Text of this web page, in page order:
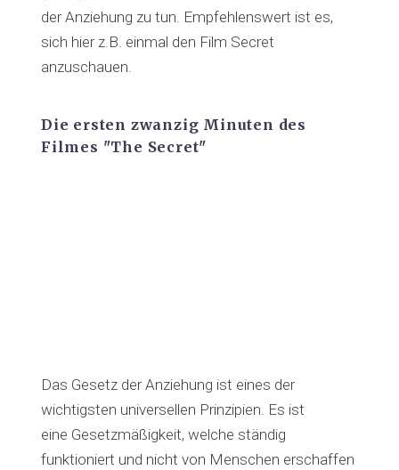
der Anziehung zu tun. Empfehlenswert ist es,
sich hier z.B. einmal den Film Secret
anzuschauen.
Die ersten zwanzig Minuten des
Filmes "The Secret"
Das Gesetz der Anziehung ist eines der
wichtigsten universellen Prinzipien. Es ist
eine Gesetzmäßigkeit, welche ständig
funktioniert und nicht von Menschen erschaffen